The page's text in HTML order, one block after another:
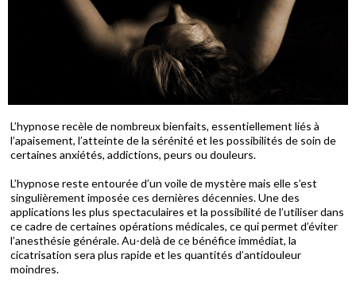
L’hypnose recèle de nombreux bienfaits, essentiellement liés à
l’apaisement, l’atteinte de la sérénité et les possibilités de soin de
certaines anxiétés, addictions, peurs ou douleurs.
L’hypnose reste entourée d’un voile de mystère mais elle s’est
singulièrement imposée ces dernières décennies. Une des
applications les plus spectaculaires et la possibilité de l’utiliser dans
ce cadre de certaines opérations médicales, ce qui permet d’éviter
l’anesthésie générale. Au-delà de ce bénéfice immédiat, la
cicatrisation sera plus rapide et les quantités d’antidouleur
moindres.